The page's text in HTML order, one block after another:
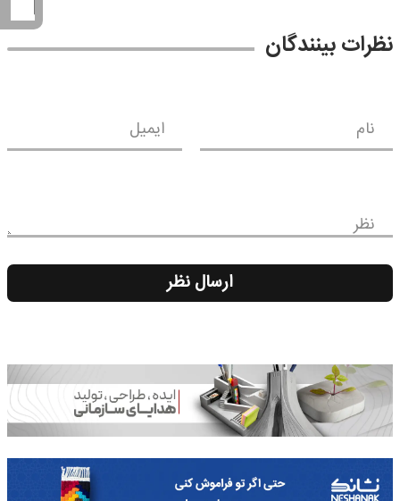
نظرات بینندگان
نام ایمیل
نظر
ارسال نظر